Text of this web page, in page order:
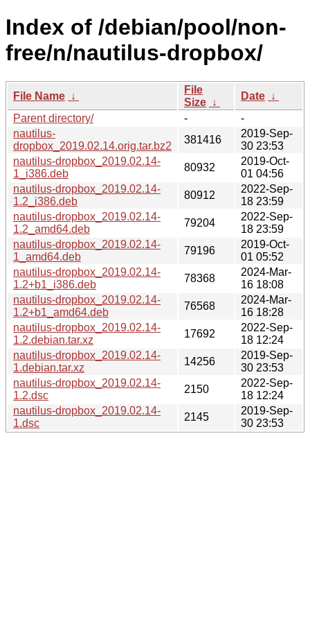
Index of /debian/pool/non-
free/n/nautilus-dropbox/
File Name ↓
File
Size ↓
Date ↓
Parent directory/
-
-
nautilus-
dropbox_2019.02.14.orig.tar.bz2
381416
2019-Sep-
30 23:53
nautilus-dropbox_2019.02.14-
1_i386.deb
80932
2019-Oct-
01 04:56
nautilus-dropbox_2019.02.14-
1.2_i386.deb
80912
2022-Sep-
18 23:59
nautilus-dropbox_2019.02.14-
1.2_amd64.deb
79204
2022-Sep-
18 23:59
nautilus-dropbox_2019.02.14-
1_amd64.deb
79196
2019-Oct-
01 05:52
nautilus-dropbox_2019.02.14-
1.2+b1_i386.deb
78368
2024-Mar-
16 18:08
nautilus-dropbox_2019.02.14-
1.2+b1_amd64.deb
76568
2024-Mar-
16 18:28
nautilus-dropbox_2019.02.14-
1.2.debian.tar.xz
17692
2022-Sep-
18 12:24
nautilus-dropbox_2019.02.14-
1.debian.tar.xz
14256
2019-Sep-
30 23:53
nautilus-dropbox_2019.02.14-
1.2.dsc
2150
2022-Sep-
18 12:24
nautilus-dropbox_2019.02.14-
1.dsc
2145
2019-Sep-
30 23:53